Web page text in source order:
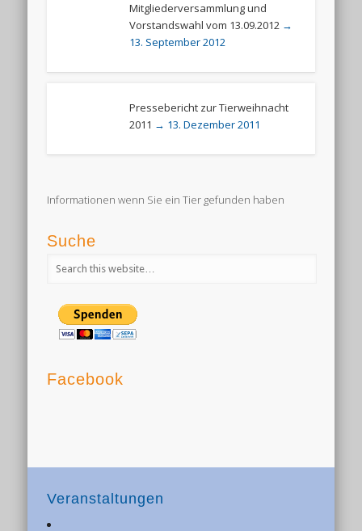
Mitgliederversammlung und
Vorstandswahl vom 13.09.2012 →
13. September 2012
Pressebericht zur Tierweihnacht
2011 → 13. Dezember 2011
Informationen wenn Sie ein Tier gefunden haben
Suche
Facebook
Veranstaltungen